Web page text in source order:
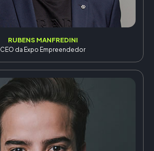
RUBENS MANFREDINI
CEO da Expo Empreendedor